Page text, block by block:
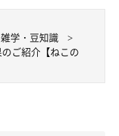
雑学・豆知識
ご紹介【ねこの